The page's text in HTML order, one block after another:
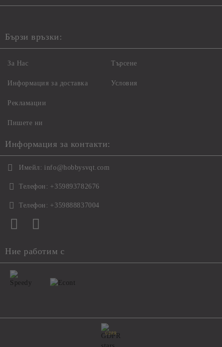
Бързи връзки:
За Нас
Информация за доставка
Рекламации
Пишете ни
Търсене
Условия
Информация за контакти:
Имейл: info@hobbysvqt.com
Телефон: +359893782676
Телефон: +359888837004
Ние работим с
GDPR